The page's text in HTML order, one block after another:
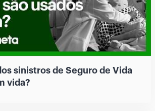
sinistros de Seguro de Vida
vida?